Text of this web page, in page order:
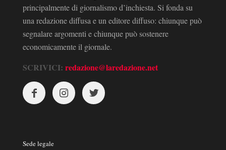
principalmente di giornalismo d’inchiesta. Si fonda su
una redazione diffusa e un editore diffuso: chiunque può
segnalare argomenti e chiunque può sostenere
economicamente il giornale.
SCRIVICI: redazione@laredazione.net
Sede legale